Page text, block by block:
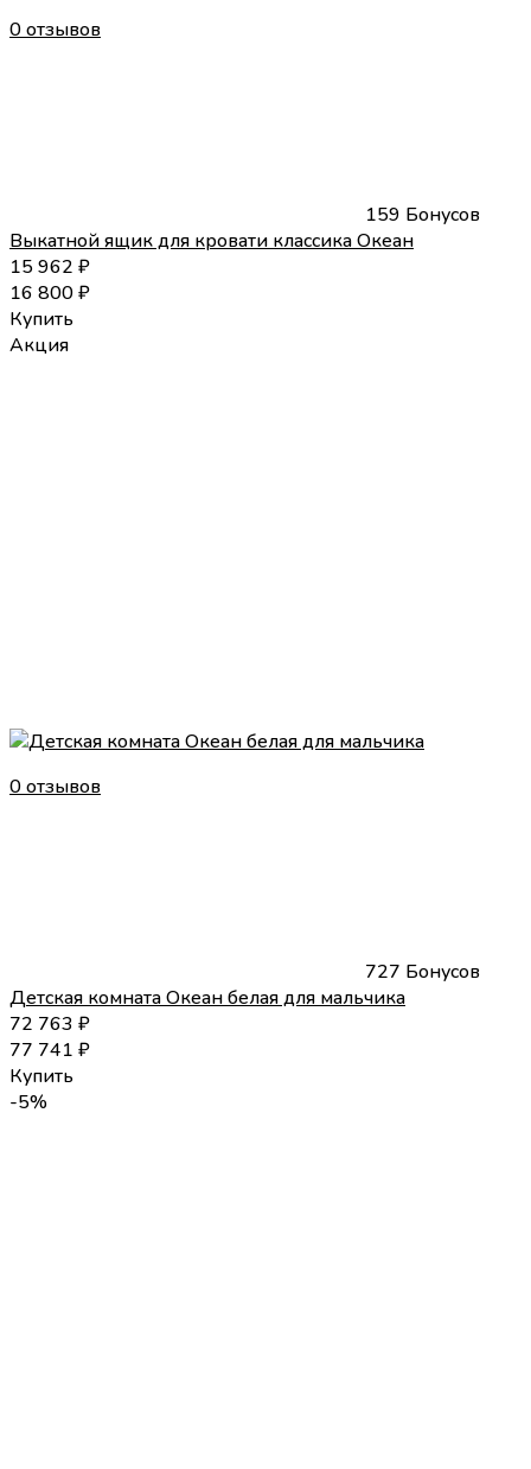
0 отзывов
159 Бонусов
Выкатной ящик для кровати классика Океан
15 962 ₽
16 800₽
Купить
Акция
0 отзывов
727 Бонусов
Детская комната Океан белая для мальчика
72 763 ₽
77 741 ₽
Купить
-5%